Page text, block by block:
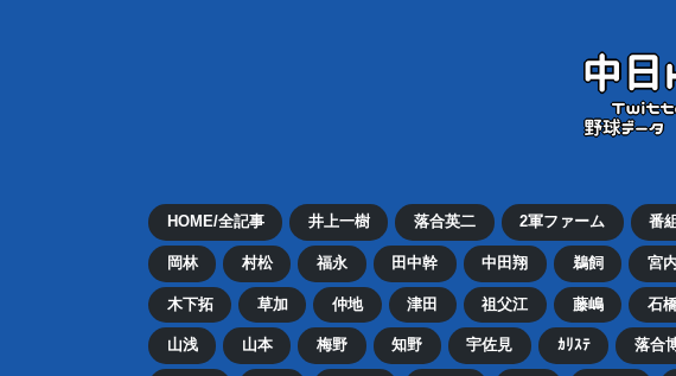
HOME/全記事 井上一樹 落合英二 2軍ファーム 番
岡林 村松 福永 田中幹 中田翔 鵜飼 宮
木下拓 草加 仲地 津田 祖父江 藤嶋 石
山浅 山本 梅野 知野 宇佐見 ｶﾘｽﾃ 落合